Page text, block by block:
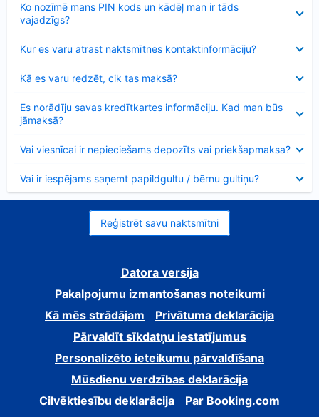
Ko nozīmē mans PIN kods un kādēļ man ir tāds
vajadzīgs?
Kur es varu atrast naktsmītnes kontaktinformāciju?
Kā es varu redzēt, cik tas maksā?
Es norādīju savas kredītkartes informāciju. Kad man būs
jāmaksā?
Vai viesnīcai ir nepieciešams depozīts vai priekšapmaksa?
Vai ir iespējams saņemt papildgultu / bērnu gultiņu?
Reģistrēt savu naktsmītni
Datora versija
Pakalpojumu izmantošanas noteikumi
Kā mēs strādājam
Privātuma deklarācija
Pārvaldīt sīkdatņu iestatījumus
Personalizēto ieteikumu pārvaldīšana
Mūsdienu verdzības deklarācija
Cilvēktiesību deklarācija
Par Booking.com